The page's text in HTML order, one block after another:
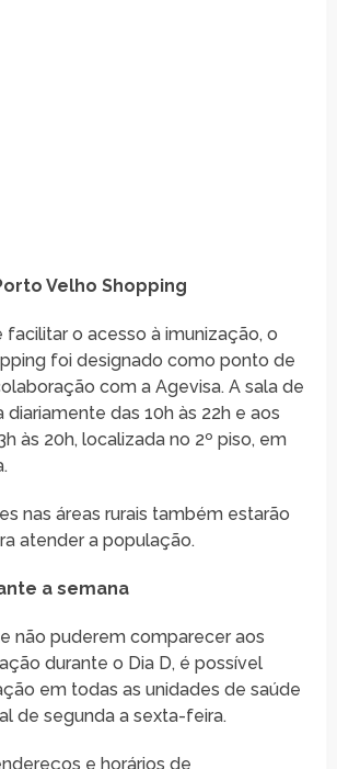
Velho Shopping
o acesso à imunização, o
foi designado como ponto de
com a Agevisa. A sala de
das 10h às 22h e aos
às 20h, localizada no 2º piso, em
nas áreas rurais também estarão
atender a população.
a semana
não puderem comparecer aos
durante o Dia D, é possível
em todas as unidades de saúde
de segunda a sexta-feira.
e horários de